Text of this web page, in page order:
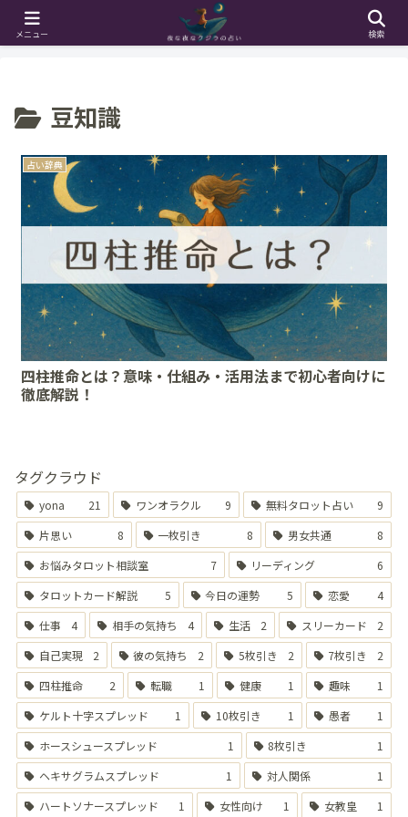
ホーム
豆知識
占い辞典
四柱推命とは？意味・仕組み・活用法まで初心者向けに
徹底解説！
タグクラウド
yona 21 ワンオラクル 9 無料タロット占い
9
片思い
8 一枚引き 8 男女共通
8
お悩みタロット相談室
7 リーディング
6
タロットカード解説
5 今日の運勢 5 恋愛
4
仕事
4 相手の気持ち 4 生活 2 スリーカード
2
自己実現
2 彼の気持ち 2 5枚引き 2 7枚引き
2
四柱推命
2 転職 1 健康 1 趣味
1
ケルト十字スプレッド
1 10枚引き 1 愚者
1
ホースシュースプレッド
1 8枚引き
1
ヘキサグラムスプレッド
1 対人関係
1
ハートソナースプレッド
1 女性向け 1 女教皇 1
メニュー 検索